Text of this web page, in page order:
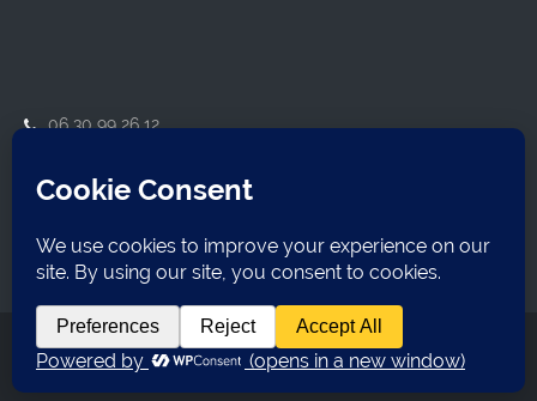
06 30 99 26 12
14210 Herouville-Saint-Clair
Formanglais 2026 Tous droits réservés. Webdesign
Mentions légales Politique de confidentialités